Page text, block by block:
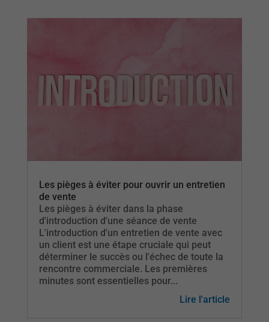
Les pièges à éviter pour ouvrir un entretien
de vente
Les pièges à éviter dans la phase
d'introduction d'une séance de vente
L'introduction d'un entretien de vente avec
un client est une étape cruciale qui peut
déterminer le succès ou l'échec de toute la
rencontre commerciale. Les premières
minutes sont essentielles pour...
Lire l'article